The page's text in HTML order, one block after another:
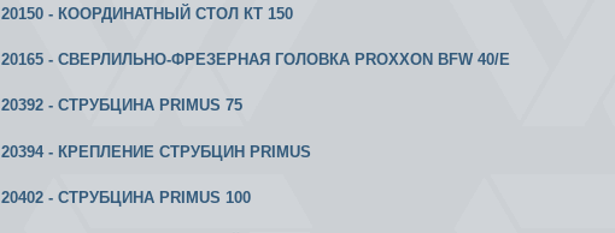
20150 - КООРДИНАТНЫЙ СТОЛ КТ 150
20165 - СВЕРЛИЛЬНО-ФРЕЗЕРНАЯ ГОЛОВКА PROXXON BFW 40/Е
20392 - СТРУБЦИНА PRIMUS 75
20394 - КРЕПЛЕНИЕ СТРУБЦИН PRIMUS
20402 - СТРУБЦИНА PRIMUS 100